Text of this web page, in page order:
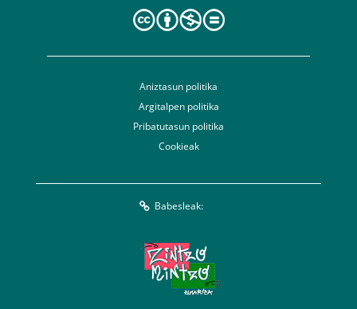
Aniztasun politika
Argitalpen politika
Pribatutasun politika
Cookieak
Babesleak: